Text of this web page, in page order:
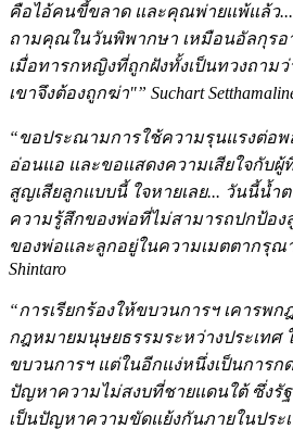
คือไอ้คนขี้ขลาด และคุณพ่ายแพ้แล้ว...
ถามคุณในวันพิพากษา เหมือนอัลกุรอ
เมื่อทารกหญิงที่ถูกฝังทั้งเป็นทวงถาม
เขาจึงต้องถูกฆ่า"” Suchart
“ขอประณามการใช้ความรุนแรงต่อพ
อ่อนแอ และขอแสดงความเสียใจกับผู้
สูญเสียลูกแบบนี้ ใจหายเลย... วันนี้น้ำ
ความรู้สึกของพ่อที่ไม่สามารถปกป้อ
ของพ่อและลูกอยู่ในความเมตตากรุณ
Shintaro
“การเรียกร้องให้ขบวนการฯ เคารพ
กฎหมายมนุษยธรรมระหว่างประเทศ
ขบวนการฯ แต่ในอีกแง่หนึ่งเป็นการก
ปัญหาความไม่สงบที่ชายแดนใต้ ซึ่งรั
เป็นปัญหาความขัดแย้งกันภายในประ